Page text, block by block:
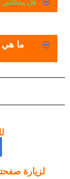
هل يمكنني
ما هي
لزيارة